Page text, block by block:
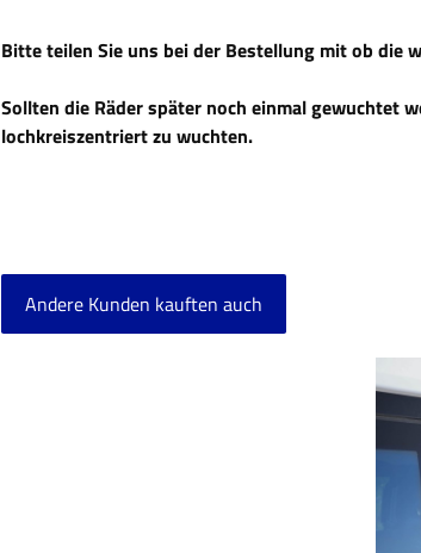
Bitte teilen Sie uns bei der Bestellung mit ob die
Sollten die Räder später noch einmal gewuchtet
lochkreiszentriert zu wuchten.
Andere Kunden kauften auch